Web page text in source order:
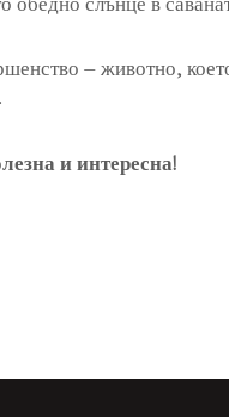
– животно,
и интересна!